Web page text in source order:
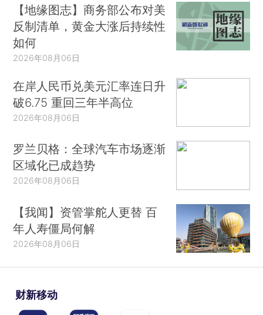
【地缘图志】商务部公布对美
反制清单，黄金大涨后持续性
如何
2026年08月06日
在岸人民币兑美元汇率连日升
破6.75 重回三年半高位
2026年08月06日
罗兰贝格：全球汽车市场逐渐
区域化已成趋势
2026年08月06日
【我闻】资管掌舵人更替 百
年人寿僵局何解
2026年08月06日
财新移动